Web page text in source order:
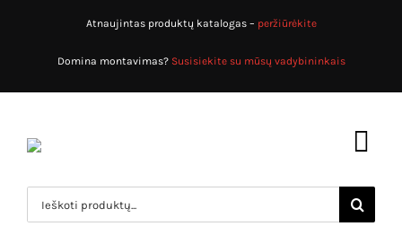
Atnaujintas produktų katalogas – peržiūrėkite
Domina montavimas? Susisiekite su mūsų vadybininkais
Pradžia
Search
for: